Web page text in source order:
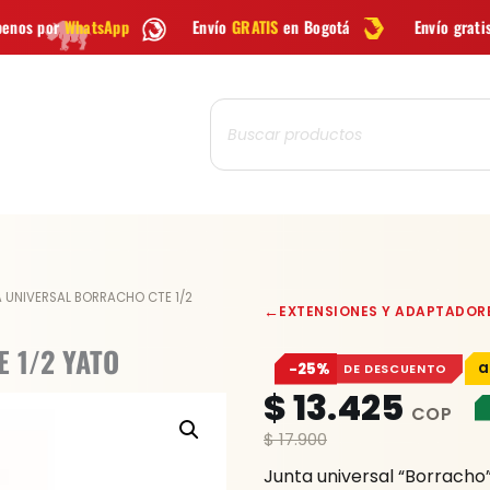
EnvíoGRATISen Bogotá Envío gratis a todo Colombia
Búsqueda
de
productos
BORRACHO CTE 1/2
1/2 YATO
←EXTENSIONES Y
−25% DE DESCUENTO
$17.900
$13.425
Junta universal
UNIVERSAL
BORRACHO
CTE
1/2
YATO